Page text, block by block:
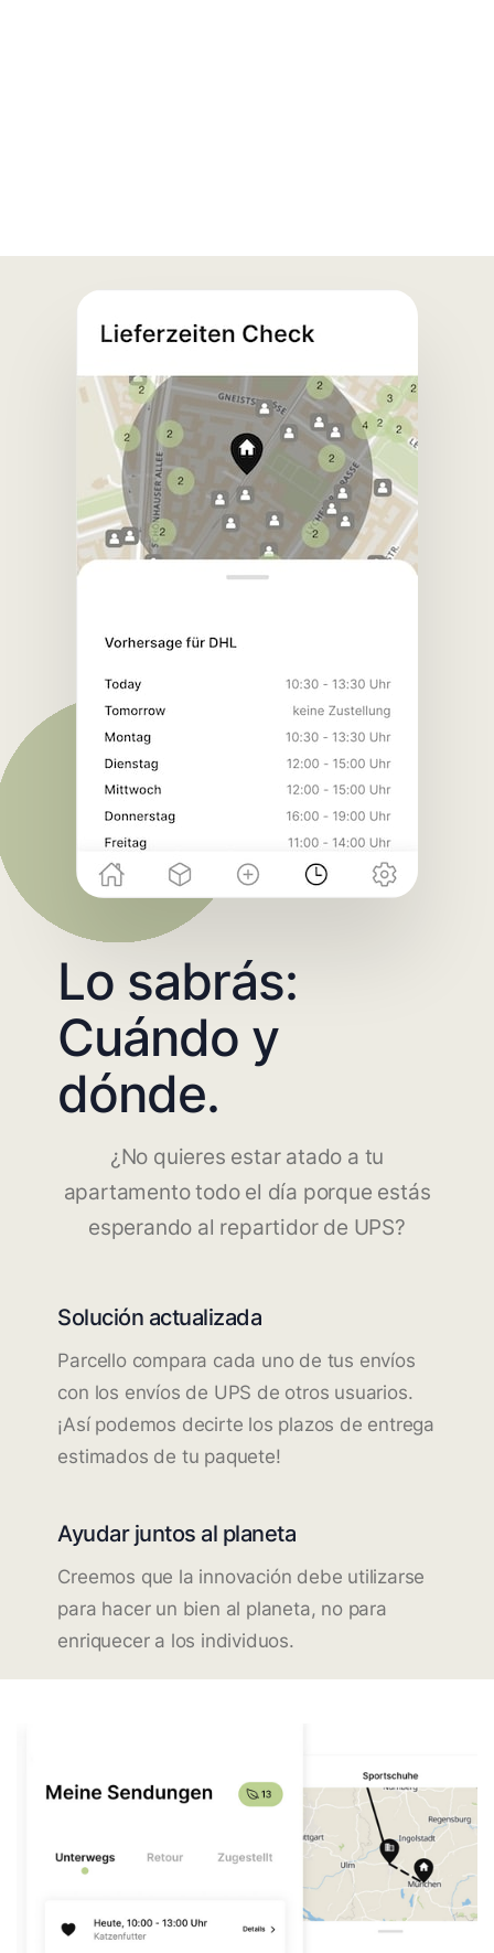
Lo sabrás:
Cuándo y
dónde.
¿No quieres estar atado a tu
apartamento todo el día porque estás
esperando al repartidor de UPS?
Solución actualizada
Parcello compara cada uno de tus envíos
con los envíos de UPS de otros usuarios.
¡Así podemos decirte los plazos de entrega
estimados de tu paquete!
Ayudar juntos al planeta
Creemos que la innovación debe utilizarse
para hacer un bien al planeta, no para
enriquecer a los individuos.